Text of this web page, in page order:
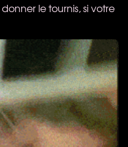
le tournis, si votre